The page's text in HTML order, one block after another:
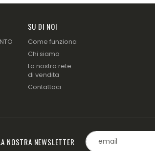
SU DI NOI
Come funziona
Chi siamo
La nostra rete
di vendita
Contattaci
NOSTRA NEWSLETTER